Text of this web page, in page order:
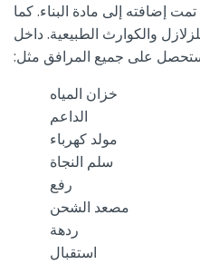
إضافته إلى مادة البناء. كما
والكوارث الطبيعية. داخل
على جميع المرافق مثل:
خزان المياه
الداعم
مولد كهرباء
سلم النجاة
رفع
مصعد الشحن
ردهة
استقبال